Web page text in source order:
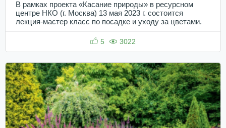
В рамках проекта «Касание природы» в ресурсном
центре НКО (г. Москва) 13 мая 2023 г. состоится
лекция-мастер класс по посадке и уходу за цветами.
5 3022